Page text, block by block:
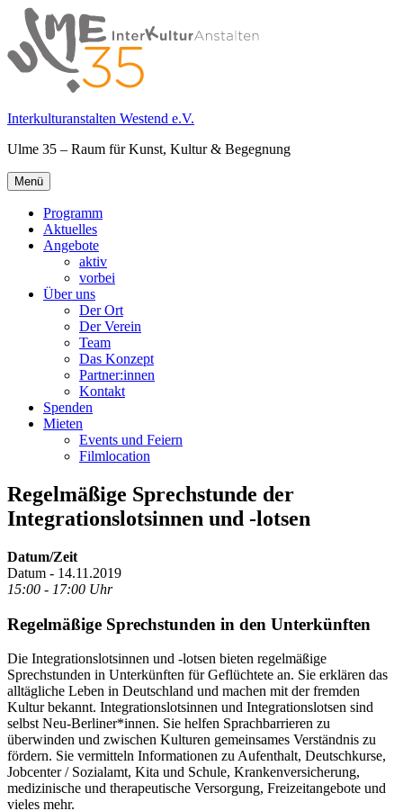
Springe
zum
Inhalt
Interkulturanstalten Westend e.V.
Ulme 35 – Raum für Kunst, Kultur & Begegnung
Primäres
Menü
Menü
Programm
Aktuelles
Angebote
aktiv
vorbei
Über uns
Der Ort
Der Verein
Team
Das Konzept
Partner:innen
Kontakt
Spenden
Mieten
Events und Feiern
Filmlocation
Regelmäßige Sprechstunde der
Integrationslotsinnen und -lotsen
Datum/Zeit
Datum - 14.11.2019
15:00 - 17:00 Uhr
Regelmäßige Sprechstunden in den Unterkünften
Die Integrationslotsinnen und -lotsen bieten regelmäßige
Sprechstunden in Unterkünften für Geflüchtete an. Sie erklären das
alltägliche Leben in Deutschland und machen mit der fremden
Kultur bekannt. Integrationslotsinnen und Integrationslotsen sind
selbst Neu-Berliner*innen. Sie helfen Sprachbarrieren zu
überwinden und zwischen Kulturen gemeinsames Verständnis zu
fördern. Sie vermitteln Informationen zu Aufenthalt, Deutschkurse,
Jobcenter / Sozialamt, Kita und Schule, Krankenversicherung,
medizinische und therapeutische Versorgung, Freizeitangebote und
vieles mehr.